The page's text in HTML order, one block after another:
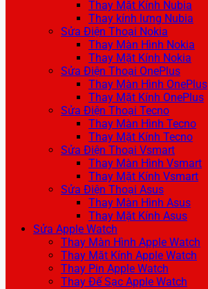
Thay Mặt Kính Nubia
Thay kính lưng Nubia
Sửa Điện Thoại Nokia
Thay Màn Hình Nokia
Thay Mặt Kính Nokia
Sửa Điện Thoại OnePlus
Thay Màn Hình OnePlus
Thay Mặt Kính OnePlus
Sửa Điện Thoại Tecno
Thay Màn Hình Tecno
Thay Mặt Kính Tecno
Sửa Điện Thoại Vsmart
Thay Màn Hình Vsmart
Thay Mặt Kính Vsmart
Sửa Điện Thoại Asus
Thay Màn Hình Asus
Thay Mặt Kính Asus
Sửa Apple Watch
Thay Màn Hình Apple Watch
Thay Mặt Kính Apple Watch
Thay Pin Apple Watch
Thay Đế Sạc Apple Watch